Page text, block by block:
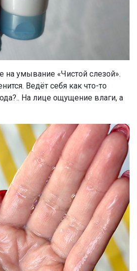
умывание «Чистой слезой».
Ведёт себя как что-то
На лице ощущение влаги, а